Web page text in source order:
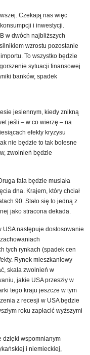
Czekają nas więc
i inwestycji.
w dwóch najbliższych
wzrostu pozostanie
To wszystko będzie
sytuacji finansowej
banków, spadek
jesiennym, kiedy znikną
jeśli – w co wierzę – na
efekty kryzysu
nie będzie to tak bolesne
zwolnień będzie
fala będzie musiała
dna. Krajem, który chciał
90. Stało się to jedną z
jako stracona dekada.
USA następuje dostosowanie
tych rynkach (spadek cen
Rynek mieszkaniowy
skala zwolnień w
jakie USA przeszły w
tego kraju jeszcze w tym
z recesji w USA będzie
roku zapłacić wyższymi
dzięki wspomnianym
i niemieckiej,